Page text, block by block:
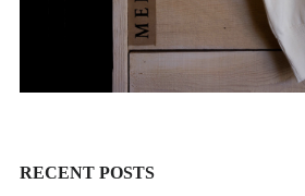
RECENT POSTS